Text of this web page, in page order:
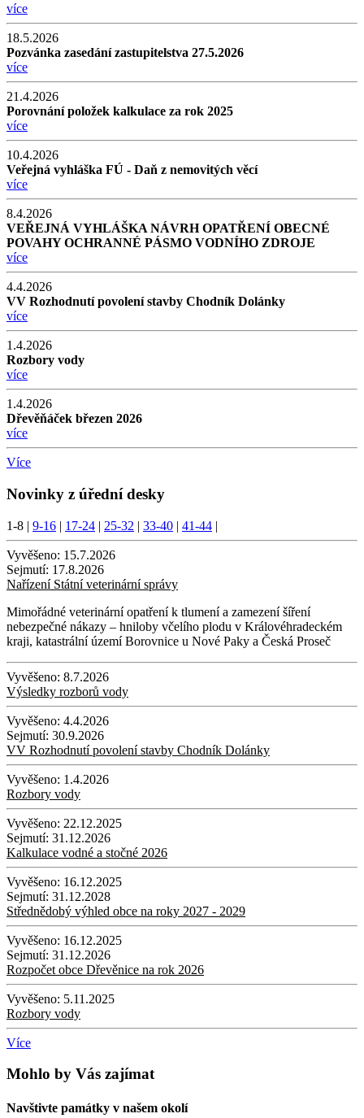
více
18.5.2026
Pozvánka zasedání zastupitelstva 27.5.2026
více
21.4.2026
Porovnání položek kalkulace za rok 2025
více
10.4.2026
Veřejná vyhláška FÚ - Daň z nemovitých věcí
více
8.4.2026
VEŘEJNÁ VYHLÁŠKA NÁVRH OPATŘENÍ OBECNÉ
POVAHY OCHRANNÉ PÁSMO VODNÍHO ZDROJE
více
4.4.2026
VV Rozhodnutí povolení stavby Chodník Dolánky
více
1.4.2026
Rozbory vody
více
1.4.2026
Dřevěňáček březen 2026
více
Více
Novinky z úřední desky
1-8 | 9-16 | 17-24 | 25-32 | 33-40 | 41-44 |
Vyvěšeno: 15.7.2026
Sejmutí: 17.8.2026
Nařízení Státní veterinární správy
Mimořádné veterinární opatření k tlumení a zamezení šíření
nebezpečné nákazy – hniloby včelího plodu v Královéhradeckém
kraji, katastrální území Borovnice u Nové Paky a Česká Proseč
Vyvěšeno: 8.7.2026
Výsledky rozborů vody
Vyvěšeno: 4.4.2026
Sejmutí: 30.9.2026
VV Rozhodnutí povolení stavby Chodník Dolánky
Vyvěšeno: 1.4.2026
Rozbory vody
Vyvěšeno: 22.12.2025
Sejmutí: 31.12.2026
Kalkulace vodné a stočné 2026
Vyvěšeno: 16.12.2025
Sejmutí: 31.12.2028
Střednědobý výhled obce na roky 2027 - 2029
Vyvěšeno: 16.12.2025
Sejmutí: 31.12.2026
Rozpočet obce Dřevěnice na rok 2026
Vyvěšeno: 5.11.2025
Rozbory vody
Více
Mohlo by Vás zajímat
Navštivte památky v našem okolí